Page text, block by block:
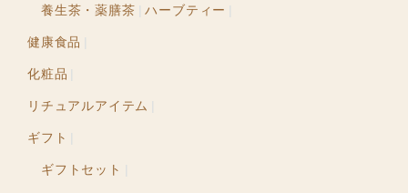
養生茶・薬膳茶 ハーブティー
健康食品
化粧品
リチュアルアイテム
ギフト
ギフトセット